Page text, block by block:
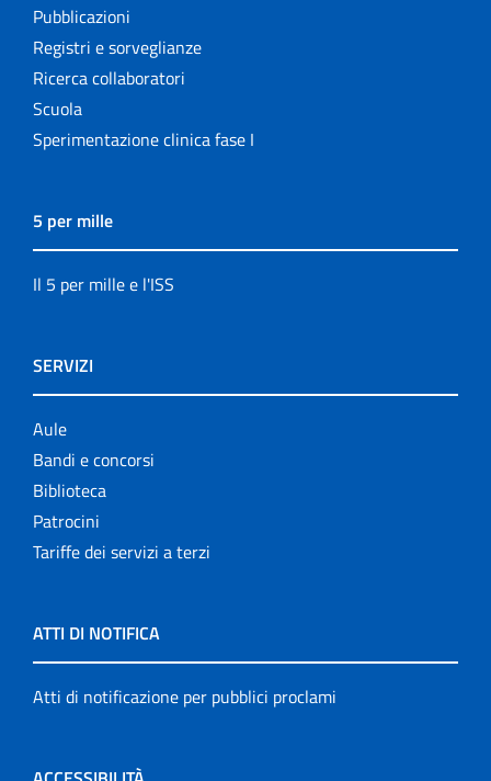
Pubblicazioni
Registri e sorveglianze
Ricerca collaboratori
Scuola
Sperimentazione clinica fase I
5 per mille
Il 5 per mille e l'ISS
SERVIZI
Aule
Bandi e concorsi
Biblioteca
Patrocini
Tariffe dei servizi a terzi
ATTI DI NOTIFICA
Atti di notificazione per pubblici proclami